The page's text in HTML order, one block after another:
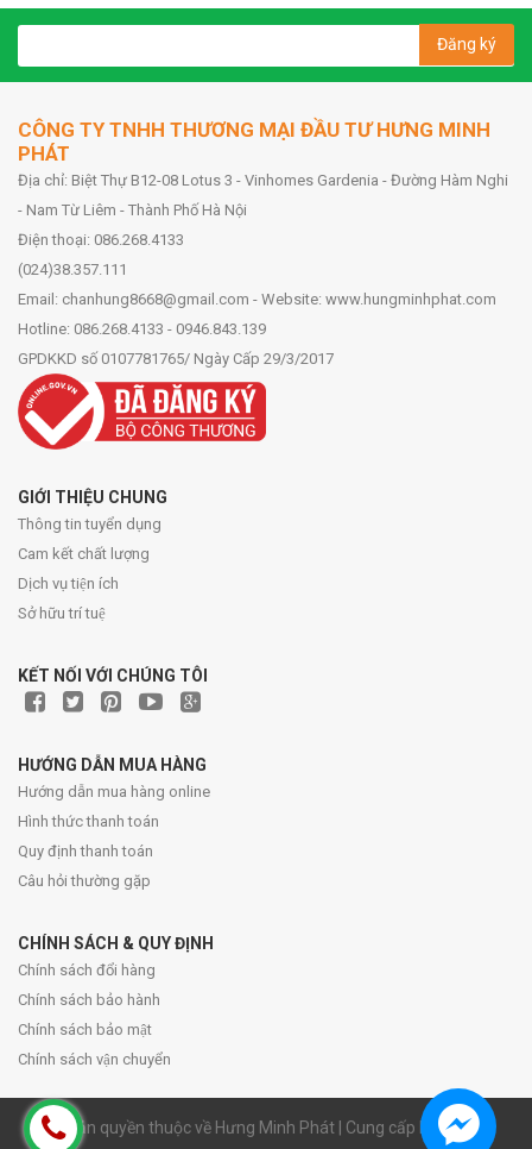
Đăng ký
CÔNG TY TNHH THƯƠNG MẠI ĐẦU TƯ HƯNG MINH
PHÁT
Địa chỉ: Biệt Thự B12-08 Lotus 3 - Vinhomes Gardenia - Đường Hàm Nghi
- Nam Từ Liêm - Thành Phố Hà Nội
Điện thoại: 086.268.4133
(024)38.357.111
Email: chanhung8668@gmail.com - Website: www.hungminhphat.com
Hotline: 086.268.4133 - 0946.843.139
GPDKKD số 0107781765/ Ngày Cấp 29/3/2017
GIỚI THIỆU CHUNG
Thông tin tuyển dụng
Cam kết chất lượng
Dịch vụ tiện ích
Sở hữu trí tuệ
KẾT NỐI VỚI CHÚNG TÔI
HƯỚNG DẪN MUA HÀNG
Hướng dẫn mua hàng online
Hình thức thanh toán
Quy định thanh toán
Câu hỏi thường gặp
CHÍNH SÁCH & QUY ĐỊNH
Chính sách đổi hàng
Chính sách bảo hành
Chính sách bảo mật
Chính sách vận chuyển
© Bản quyền thuộc về Hưng Minh Phát | Cung cấp bởi Sapo